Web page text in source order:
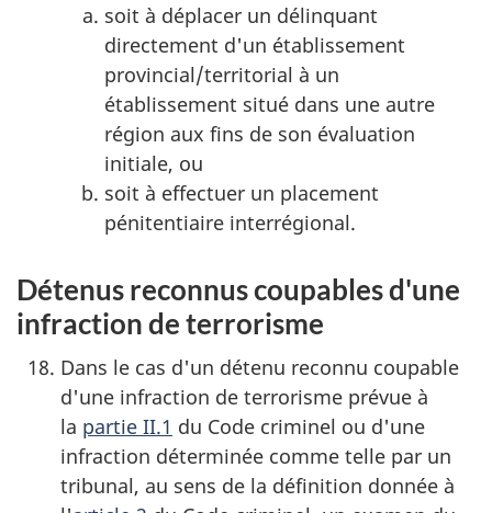
soit à déplacer un délinquant
directement d'un établissement
provincial/territorial à un
établissement situé dans une autre
région aux fins de son évaluation
initiale, ou
soit à effectuer un placement
pénitentiaire interrégional.
Détenus reconnus coupables d'une
infraction de terrorisme
Dans le cas d'un détenu reconnu coupable
d'une infraction de terrorisme prévue à
la partie II.1 du Code criminel ou d'une
infraction déterminée comme telle par un
tribunal, au sens de la définition donnée à